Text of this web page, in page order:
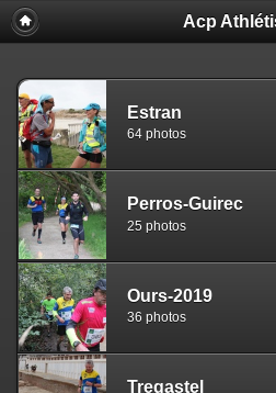
Acp
Estran
64 photos
Perros-Guirec
25 photos
Ours-2019
36 photos
Tregastel